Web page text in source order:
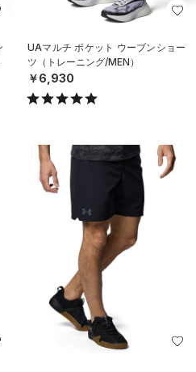
UAマルチ ポケット ウーブンショー
ツ（トレーニング/MEN）
￥6,930